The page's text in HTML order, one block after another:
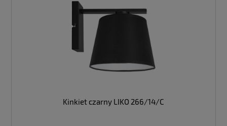
Kinkiet czarny LIKO 266/14/C